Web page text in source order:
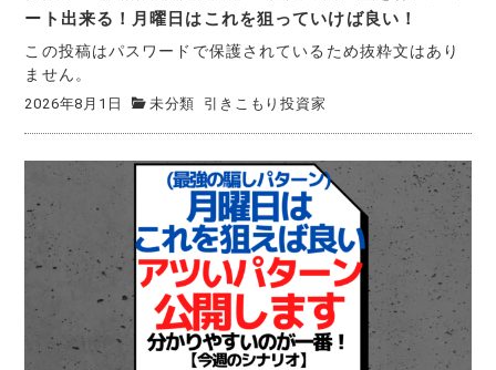
ート出来る！月曜日はこれを狙っていけば良い！
この投稿はパスワードで保護されているため抜粋文はあり
ません。
2026年8月1日 未分類 引きこもり投資家